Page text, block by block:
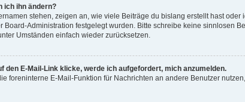
ich ihn ändern?
stehen, zeigen an, wie viele Beiträge du bislang erstellt hast
Board-Administration festgelegt wurden. Bitte schreibe keine
Umständen einfach wieder zurücksetzen.
den E-Mail-Link klicke, werde ich aufgefordert, mich anzumelden.
foreninterne E-Mail-Funktion für Nachrichten an andere Benutzer